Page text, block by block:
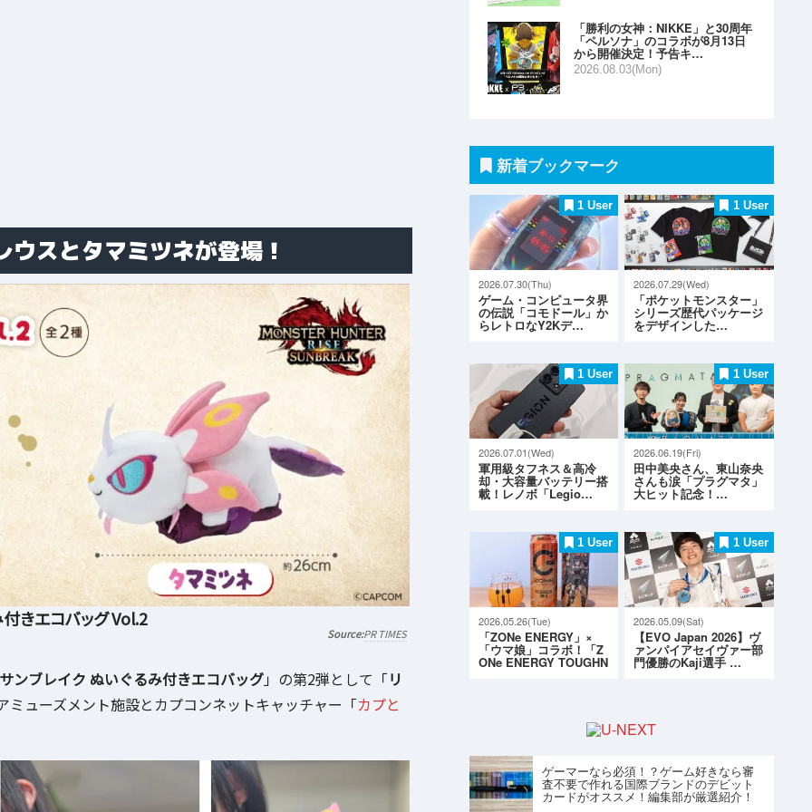
スとタマミツネが登場！
付きエコバッグ Vol.2
PR TIMES
ンブレイク ぬいぐるみ付きエコバッグ」の第2弾として「リ
ミューズメント施設とカプコンネットキャッチャー「カプと
「勝利の女神：NIKKE」と30周年
「ペルソナ」のコラボが8月13日
から開催決定！予告キ…
2026.08.03(Mon)
新着ブックマーク
1 User
2026.07.30(Thu)
ゲーム・コンピュータ界
の伝説「コモドール」か
らレトロなY2Kデ…
1 User
2026.07.29(Wed)
「ポケットモンスター」
シリーズ歴代パッケージ
をデザインした…
1 User
2026.07.01(Wed)
軍用級タフネス＆高冷
却・大容量バッテリー搭
載！レノボ「Legio…
1 User
2026.06.19(Fri)
田中美央さん、東山奈央
さんも涙「プラグマタ」
大ヒット記念！…
1 User
2026.05.26(Tue)
「ZONe ENERGY」×
「ウマ娘」コラボ！「Z
ONe ENERGY TOUGHN
1 User
2026.05.09(Sat)
【EVO Japan 2026】ヴ
ァンパイアセイヴァー部
門優勝のKaji選手 …
ゲーマーなら必須！？ゲーム好きなら審
査不要で作れる国際ブランドのデビット
カードがオススメ！編集部が厳選紹介！